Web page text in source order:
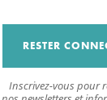
RESTER
Inscrivez-vous pour